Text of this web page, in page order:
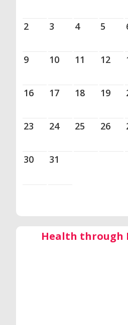
2 3 4 5
9 10 11 12
16 17 18 19
23 24 25 26
30 31
Health through